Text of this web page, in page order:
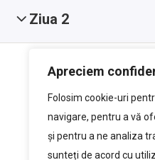
Apreciem
Folosim cookie-uri
navigare, pentru a vă
și pentru a ne analiza
sunteți de acord cu
Ziua 2